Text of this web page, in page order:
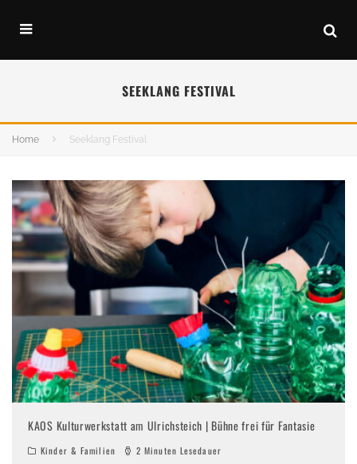
SEEKLANG FESTIVAL
Home Seeklang Festival
KAOS Kulturwerkstatt am Ulrichsteich | Bühne frei für Fantasie
Kinder & Familien 2 Minuten Lesedauer